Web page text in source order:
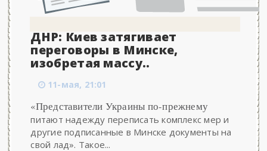
ДНР: Киев затягивает
переговоры в Минске,
изобретая массу..
11-мая, 21:01
«Представители Украины по-прежнему
питают надежду переписать комплекс мер и
другие подписанные в Минске документы на
свой лад». Такое...